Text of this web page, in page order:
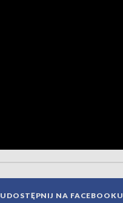
UDOSTĘPNIJ NA FACEBOOKU